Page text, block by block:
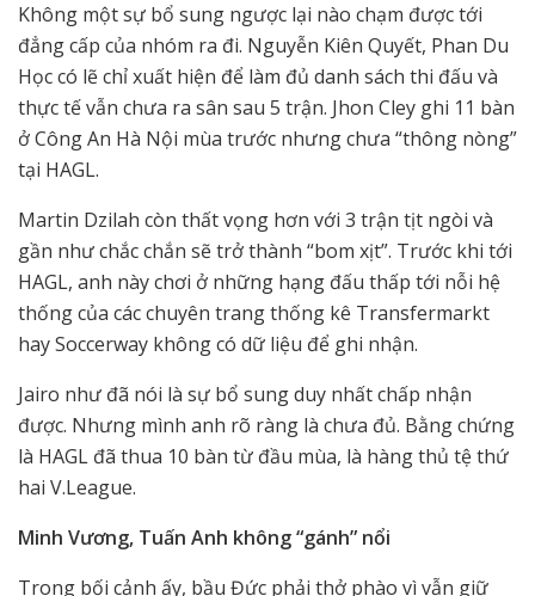
Không một sự bổ sung ngược lại nào chạm được tới
đẳng cấp của nhóm ra đi. Nguyễn Kiên Quyết, Phan Du
Học có lẽ chỉ xuất hiện để làm đủ danh sách thi đấu và
thực tế vẫn chưa ra sân sau 5 trận. Jhon Cley ghi 11 bàn
ở Công An Hà Nội mùa trước nhưng chưa “thông nòng”
tại HAGL.
Martin Dzilah còn thất vọng hơn với 3 trận tịt ngòi và
gần như chắc chắn sẽ trở thành “bom xịt”. Trước khi tới
HAGL, anh này chơi ở những hạng đấu thấp tới nỗi hệ
thống của các chuyên trang thống kê Transfermarkt
hay Soccerway không có dữ liệu để ghi nhận.
Jairo như đã nói là sự bổ sung duy nhất chấp nhận
được. Nhưng mình anh rõ ràng là chưa đủ. Bằng chứng
là HAGL đã thua 10 bàn từ đầu mùa, là hàng thủ tệ thứ
hai V.League.
Minh Vương, Tuấn Anh không “gánh” nổi
Trong bối cảnh ấy, bầu Đức phải thở phào vì vẫn giữ